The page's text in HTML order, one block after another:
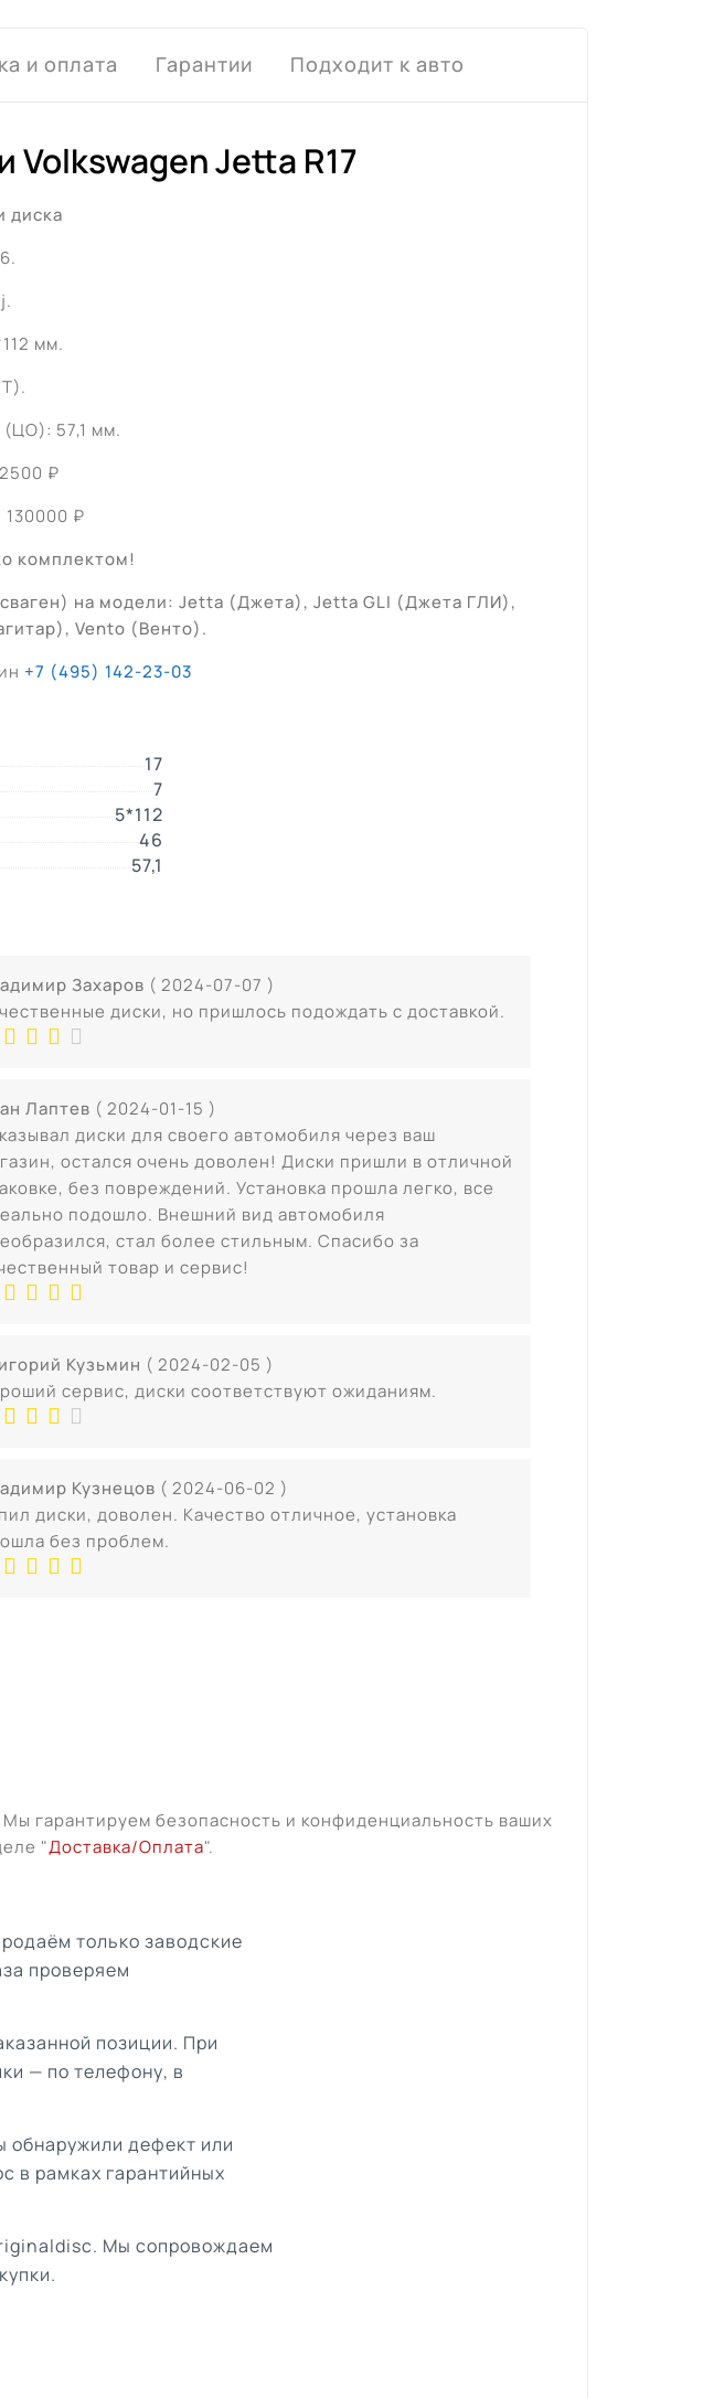
и оплата Гарантии Подходит к авто
Jetta R17
диска
мм.
57,1 мм.
₽
130000 ₽
комплектом!
на модели: Jetta (Джета), Jetta GLI (Джета ГЛИ),
Vento (Венто).
+7 (495) 142-23-03
17
7
5*112
46
57,1
Захаров ( 2024-07-07 )
диски, но пришлось подождать с доставкой.
Лаптев ( 2024-01-15 )
диски для своего автомобиля через ваш
остался очень доволен! Диски пришли в отличной
без повреждений. Установка прошла легко, все
подошло. Внешний вид автомобиля
стал более стильным. Спасибо за
товар и сервис!
Кузьмин ( 2024-02-05 )
сервис, диски соответствуют ожиданиям.
Кузнецов ( 2024-06-02 )
диски, доволен. Качество отличное, установка
без проблем.
гарантируем безопасность и конфиденциальность ваших
"Доставка/Оплата".
только заводские
проверяем
позиции. При
— по телефону, в
обнаружили дефект или
в рамках гарантийных
Мы сопровождаем